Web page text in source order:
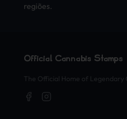
regiões.
Official Cannabis Stamps
The Official Home of Legendary